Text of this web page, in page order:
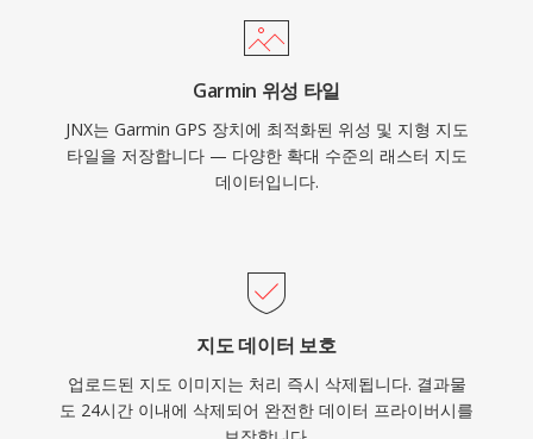
Garmin 위성 타일
JNX는 Garmin GPS 장치에 최적화된 위성 및 지형 지도
타일을 저장합니다 — 다양한 확대 수준의 래스터 지도
데이터입니다.
지도 데이터 보호
업로드된 지도 이미지는 처리 즉시 삭제됩니다. 결과물
도 24시간 이내에 삭제되어 완전한 데이터 프라이버시를